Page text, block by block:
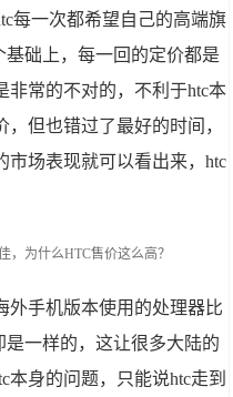
每一次都希望自己的高端旗
础上，每一回的定价都是
非常的不对的，不利于htc本
但也错过了最好的时间，
市场表现就可以看出来，htc
外手机版本使用的处理器比
一样的，这让很多大陆的
身的问题，只能说htc走到